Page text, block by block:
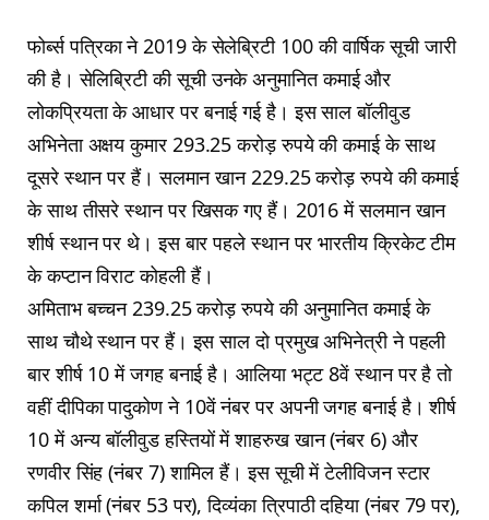
फोर्ब्स पत्रिका ने 2019 के सेलेब्रिटी 100 की वार्षिक सूची जारी
की है। सेलिब्रिटी की सूची उनके अनुमानित कमाई और
लोकप्रियता के आधार पर बनाई गई है। इस साल बॉलीवुड
अभिनेता अक्षय कुमार 293.25 करोड़ रुपये की कमाई के साथ
दूसरे स्थान पर हैं। सलमान खान 229.25 करोड़ रुपये की कमाई
के साथ तीसरे स्थान पर खिसक गए हैं। 2016 में सलमान खान
शीर्ष स्थान पर थे। इस बार पहले स्थान पर भारतीय क्रिकेट टीम
के कप्टान विराट कोहली हैं।
अमिताभ बच्चन 239.25 करोड़ रुपये की अनुमानित कमाई के
साथ चौथे स्थान पर हैं। इस साल दो प्रमुख अभिनेत्री ने पहली
बार शीर्ष 10 में जगह बनाई है। आलिया भट्ट 8वें स्थान पर है तो
वहीं दीपिका पादुकोण ने 10वें नंबर पर अपनी जगह बनाई है। शीर्ष
10 में अन्य बॉलीवुड हस्तियों में शाहरुख खान (नंबर 6) और
रणवीर सिंह (नंबर 7) शामिल हैं। इस सूची में टेलीविजन स्टार
कपिल शर्मा (नंबर 53 पर), दिव्यंका त्रिपाठी दहिया (नंबर 79 पर),